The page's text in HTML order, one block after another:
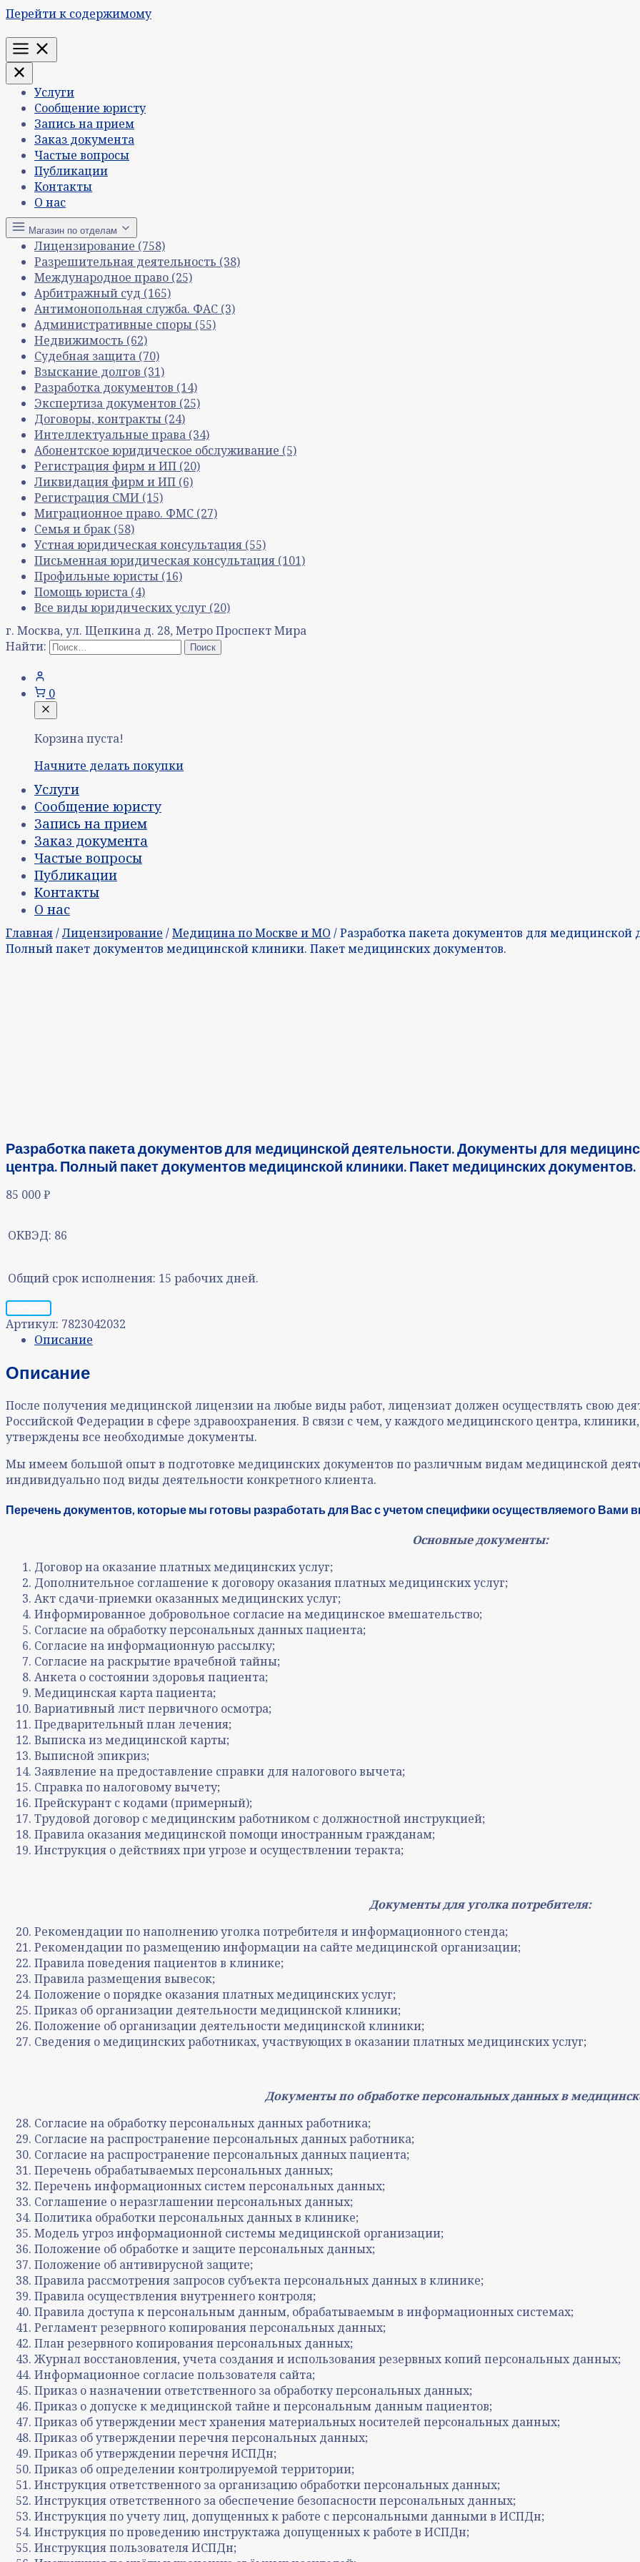
Перейти к содержимому
Меню
Услуги
Сообщение юристу
Запись на прием
Заказ документа
Частые вопросы
Публикации
Контакты
О нас
Магазин по отделам
Лицензирование (758)
Разрешительная деятельность (38)
Международное право (25)
Арбитражный суд (165)
Антимонопольная служба. ФАС (3)
Административные споры (55)
Недвижимость (62)
Судебная защита (70)
Взыскание долгов (31)
Разработка документов (14)
Экспертиза документов (25)
Договоры, контракты (24)
Интеллектуальные права (34)
Абонентское юридическое обслуживание (5)
Регистрация фирм и ИП (20)
Ликвидация фирм и ИП (6)
Регистрация СМИ (15)
Миграционное право. ФМС (27)
Семья и брак (58)
Устная юридическая консультация (55)
Письменная юридическая консультация (101)
Профильные юристы (16)
Помощь юриста (4)
Все виды юридических услуг (20)
г. Москва, ул. Щепкина д. 28, Метро Проспект Мира
Найти:
0
Корзина пуста!
Начните делать покупки
Услуги
Сообщение юристу
Запись на прием
Заказ документа
Частые вопросы
Публикации
Контакты
О нас
Главная/Лицензирование /Медицина по Москве и МО / Разработка пакета документов для
Полный пакет документов медицинской клиники. Пакет медицинских документов.
Разработка пакета документов для медицинской деятельности. Документы для
центра. Полный пакет документов медицинской клиники. Пакет медицинских документов.
85 000₽
ОКВЭД: 86
Общий срок исполнения: 15 рабочих дней.
Артикул: 7823042032
Описание
Описание
После получения медицинской лицензии на любые виды работ, лицензиат должен осуществлять свою
Российской Федерации в сфере здравоохранения. В связи с чем, у каждого медицинского центра,
утверждены все необходимые документы.
Мы имеем большой опыт в подготовке медицинских документов по различным видам медицинской
индивидуально под виды деятельности конкретного клиента.
Перечень документов, которые мы готовы разработать для Вас с учетом специфики осуществляемого Вами
Основные документы:
Договор на оказание платных медицинских услуг;
Дополнительное соглашение к договору оказания платных медицинских услуг;
Акт сдачи-приемки оказанных медицинских услуг;
Информированное добровольное согласие на медицинское вмешательство;
Согласие на обработку персональных данных пациента;
Согласие на информационную рассылку;
Согласие на раскрытие врачебной тайны;
Анкета о состоянии здоровья пациента;
Медицинская карта пациента;
Вариативный лист первичного осмотра;
Предварительный план лечения;
Выписка из медицинской карты;
Выписной эпикриз;
Заявление на предоставление справки для налогового вычета;
Справка по налоговому вычету;
Прейскурант с кодами (примерный);
Трудовой договор с медицинским работником с должностной инструкцией;
Правила оказания медицинской помощи иностранным гражданам;
Инструкция о действиях при угрозе и осуществлении теракта;
Документы для уголка потребителя:
Рекомендации по наполнению уголка потребителя и информационного стенда;
Рекомендации по размещению информации на сайте медицинской организации;
Правила поведения пациентов в клинике;
Правила размещения вывесок;
Положение о порядке оказания платных медицинских услуг;
Приказ об организации деятельности медицинской клиники;
Положение об организации деятельности медицинской клиники;
Сведения о медицинских работниках, участвующих в оказании платных медицинских услуг;
Документы по обработке персональных данных в
Согласие на обработку персональных данных работника;
Согласие на распространение персональных данных работника;
Согласие на распространение персональных данных пациента;
Перечень обрабатываемых персональных данных;
Перечень информационных систем персональных данных;
Соглашение о неразглашении персональных данных;
Политика обработки персональных данных в клинике;
Модель угроз информационной системы медицинской организации;
Положение об обработке и защите персональных данных;
Положение об антивирусной защите;
Правила рассмотрения запросов субъекта персональных данных в клинике;
Правила осуществления внутреннего контроля;
Правила доступа к персональным данным, обрабатываемым в информационных системах;
Регламент резервного копирования персональных данных;
План резервного копирования персональных данных;
Журнал восстановления, учета создания и использования резервных копий персональных данных;
Информационное согласие пользователя сайта;
Приказ о назначении ответственного за обработку персональных данных;
Приказ о допуске к медицинской тайне и персональным данным пациентов;
Приказ об утверждении мест хранения материальных носителей персональных данных;
Приказ об утверждении перечня персональных данных;
Приказ об утверждении перечня ИСПДн;
Приказ об определении контролируемой территории;
Инструкция ответственного за организацию обработки персональных данных;
Инструкция ответственного за обеспечение безопасности персональных данных;
Инструкция по учету лиц, допущенных к работе с персональными данными в ИСПДн;
Инструкция по проведению инструктажа допущенных к работе в ИСПДн;
Инструкция пользователя ИСПДн;